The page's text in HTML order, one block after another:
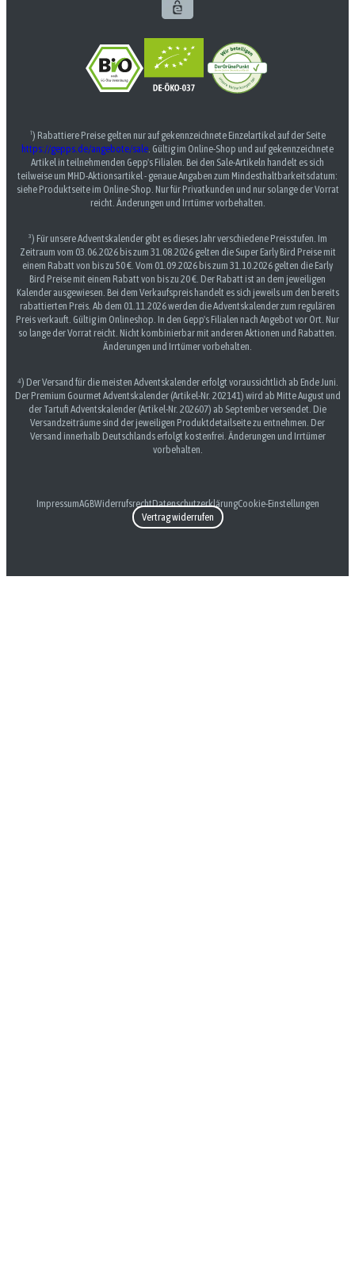
¹) Rabattiere Preise gelten nur auf gekennzeichnete Einzelartikel auf der Seite
https://gepps.de/angebote/sale . Gültig im Online-Shop und auf gekennzeichnete
Artikel in teilnehmenden Gepp's Filialen. Bei den Sale-Artikeln handelt es sich
teilweise um MHD-Aktionsartikel - genaue Angaben zum Mindesthaltbarkeitsdatum:
siehe Produktseite im Online-Shop. Nur für Privatkunden und nur solange der Vorrat
reicht. Änderungen und Irrtümer vorbehalten.
³) Für unsere Adventskalender gibt es dieses Jahr verschiedene Preisstufen. Im
Zeitraum vom 03.06.2026 bis zum 31.08.2026 gelten die Super Early Bird Preise mit
einem Rabatt von bis zu 50 €. Vom 01.09.2026 bis zum 31.10.2026 gelten die Early
Bird Preise mit einem Rabatt von bis zu 20 €. Der Rabatt ist an dem jeweiligen
Kalender ausgewiesen. Bei dem Verkaufspreis handelt es sich jeweils um den bereits
rabattierten Preis. Ab dem 01.11.2026 werden die Adventskalender zum regulären
Preis verkauft. Gültig im Onlineshop. In den Gepp's Filialen nach Angebot vor Ort. Nur
so lange der Vorrat reicht. Nicht kombinierbar mit anderen Aktionen und Rabatten.
Änderungen und Irrtümer vorbehalten.
⁴) Der Versand für die meisten Adventskalender erfolgt voraussichtlich ab Ende Juni.
Der Premium Gourmet Adventskalender (Artikel-Nr. 202141) wird ab Mitte August und
der Tartufi Adventskalender (Artikel-Nr. 202607) ab September versendet. Die
Versandzeiträume sind der jeweiligen Produktdetailseite zu entnehmen. Der
Versand innerhalb Deutschlands erfolgt kostenfrei. Änderungen und Irrtümer
vorbehalten.
ImpressumAGBWiderrufsrechtDatenschutzerklärungCookie-Einstellungen
Vertrag widerrufen